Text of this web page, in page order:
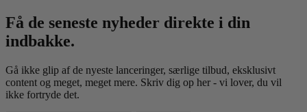
Få de seneste nyheder direkte i din
indbakke.
Gå ikke glip af de nyeste lanceringer, særlige tilbud, eksklusivt
content og meget, meget mere. Skriv dig op her - vi lover, du vil
ikke fortryde det.